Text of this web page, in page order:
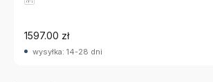
1597.00 zł
wysyłka: 14-28 dni